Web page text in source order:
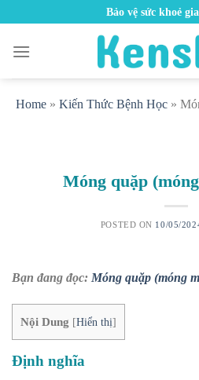
content
Bảo vệ sức khoẻ
Home » Kiến Thức Bệnh Học »
Móng quặp
POSTED ON 10/05/
Bạn đang đọc: Móng quặp (móng
Nội Dung [Hiển thị]
Định nghĩa